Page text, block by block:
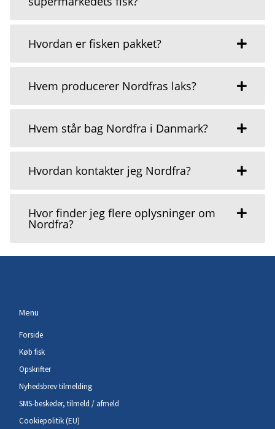
Hvordan er fisken pakket?
Hvem producerer Nordfras laks?
Hvem står bag Nordfra i Danmark?
Hvordan kontakter jeg Nordfra?
Hvor finder jeg flere oplysninger om
Nordfra?
Menu
Forside
Køb fisk
Opskrifter
Nyhedsbrev tilmelding
SMS-beskeder, tilmeld / afmeld
Cookiepolitik (EU)